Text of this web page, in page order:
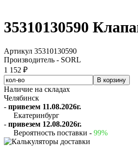
35310130590
Артикул 35310130590
Производитель - SORL
1 152 ₽
Наличие на складах
Челябинск
- привезем 11.08.2026г.
Екатеринбург
- привезем 12.08.2026г.
Вероятность поставки - 99%